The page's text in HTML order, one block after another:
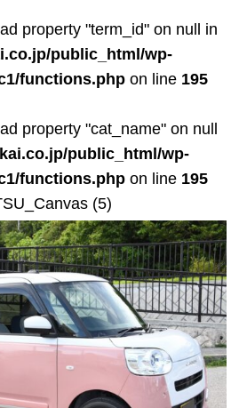
property "term_id" on null in
public_html/wp-
functions.php on line 195
property "cat_name" on null
public_html/wp-
functions.php on line 195
(5)